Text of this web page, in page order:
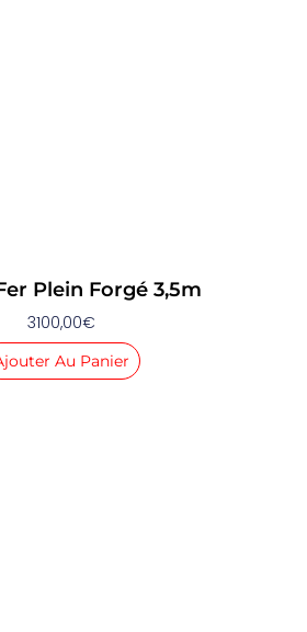
Plein Forgé 3,5m
3100,00€
Au Panier